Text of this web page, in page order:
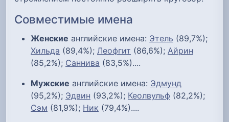
Совместимые имена
Женские английские имена: Этель (89,7%);
Хильда (89,4%); Леофгит (86,6%); Айрин
(85,2%); Саннива (83,5%)....
Мужские английские имена: Эдмунд
(95,2%); Эдвин (93,2%); Кеолвульф (82,2%);
Сэм (81,9%); Ник (79,4%)....